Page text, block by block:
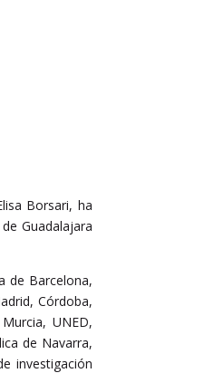
Borsari, ha
Guadalajara
de Barcelona,
Córdoba,
UNED,
de Navarra,
investigación